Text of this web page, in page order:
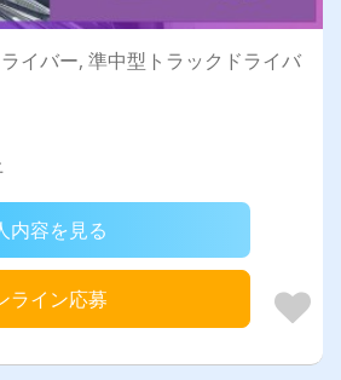
イバー, 準中型トラックドライバ
内容を見る
ライン応募